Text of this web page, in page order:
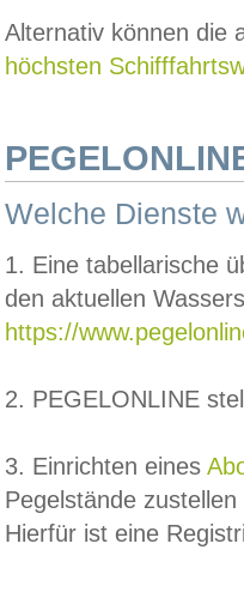
Alternativ können die
höchsten
Welche Dienste
1. Eine tabellarische
den aktuellen
https://
2. PEGELONLINE
3. Einrichten eines
Pegelstände
Hierfür ist eine